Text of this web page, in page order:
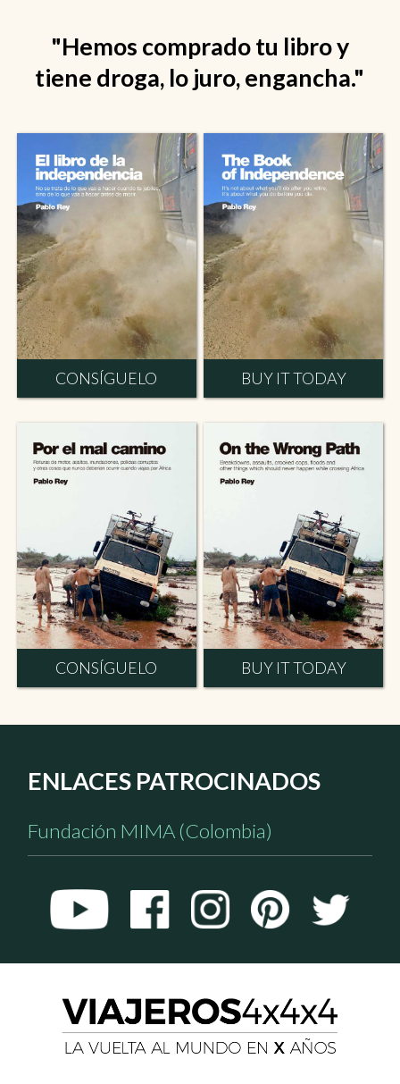
"Hemos comprado tu libro y
tiene droga, lo juro, engancha."
CONSÍGUELO BUY IT TODAY
CONSÍGUELO BUY IT TODAY
ENLACES PATROCINADOS
Fundación MIMA (Colombia)